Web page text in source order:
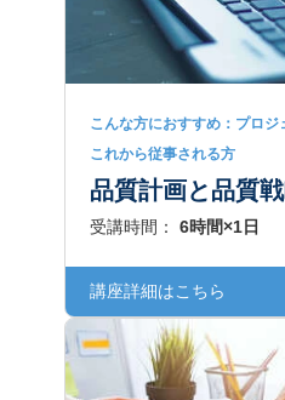
こんな方におすすめ：プロ
これから従事される方
品質計画と品質
受講時間： 6時間×1日
講座詳細はこちら